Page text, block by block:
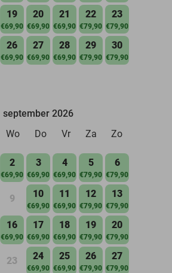
19
€69,90
20
€69,90
21
€69,90
22
€79,90
23
€79,90
26
€69,90
27
€69,90
28
€69,90
29
€79,90
30
€79,90
september 2026
Wo Do Vr Za Zo
2
€69,90
3
€69,90
4
€69,90
5
€79,90
6
€79,90
9 10
€69,90
11
€69,90
12
€79,90
13
€79,90
16
€69,90
17
€69,90
18
€69,90
19
€79,90
20
€79,90
23 24
€69,90
25
€69,90
26
€79,90
27
€79,90